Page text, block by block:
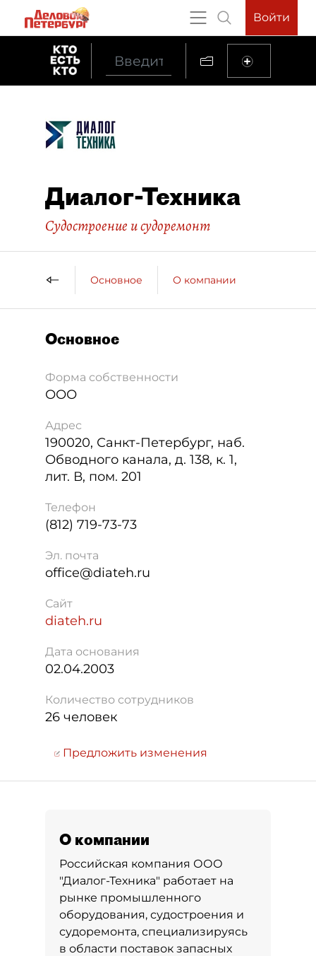
Войти
Диалог-Техника
Судостроение и судоремонт
Основное О компании
Основное
Форма собственности
ООО
Адрес
190020, Санкт-Петербург, наб.
Обводного канала, д. 138, к. 1,
лит. В, пом. 201
Телефон
(812) 719-73-73
Эл. почта
office@diateh.ru
Сайт
diateh.ru
Дата основания
02.04.2003
Количество сотрудников
26 человек
Предложить изменения
О компании
Российская компания ООО
"Диалог-Техника" работает на
рынке промышленного
оборудования, судостроения и
судоремонта, специализируясь
в области поставок запасных